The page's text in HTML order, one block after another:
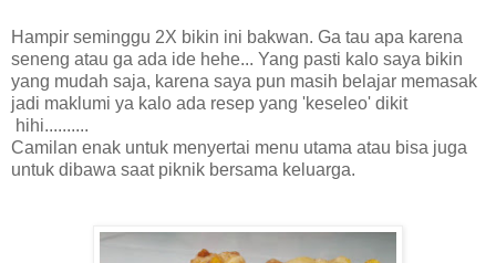
Hampir seminggu 2X bikin ini bakwan. Ga tau apa karena
seneng atau ga ada ide hehe... Yang pasti kalo saya bikin
yang mudah saja, karena saya pun masih belajar memasak
jadi maklumi ya kalo ada resep yang 'keseleo' dikit
hihi..........
Camilan enak untuk menyertai menu utama atau bisa juga
untuk dibawa saat piknik bersama keluarga.